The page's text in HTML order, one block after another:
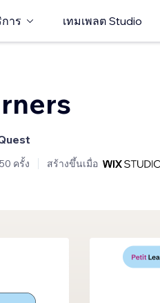
าร เทมเพลต Studio
ครั้ง สร้างขึ้นเมื่อ